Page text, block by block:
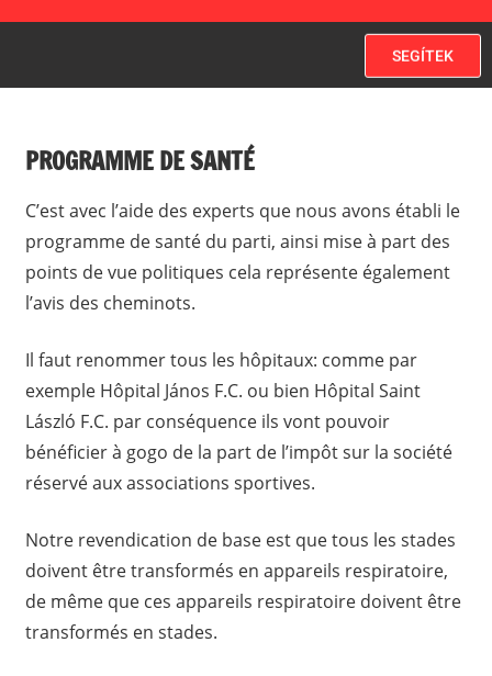
SEGÍTEK
PROGRAMME DE SANTÉ
C’est avec l’aide des experts que nous avons établi le
programme de santé du parti, ainsi mise à part des
points de vue politiques cela représente également
l’avis des cheminots.
Il faut renommer tous les hôpitaux: comme par
exemple Hôpital János F.C. ou bien Hôpital Saint
László F.C. par conséquence ils vont pouvoir
bénéficier à gogo de la part de l’impôt sur la société
réservé aux associations sportives.
Notre revendication de base est que tous les stades
doivent être transformés en appareils respiratoire,
de même que ces appareils respiratoire doivent être
transformés en stades.